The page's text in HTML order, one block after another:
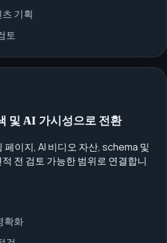
기획
토
및 AI 가시성으로 전환
이지, AI 비디오 자산, schema 및
전 검토 가능한 범위로 연결합니
확화